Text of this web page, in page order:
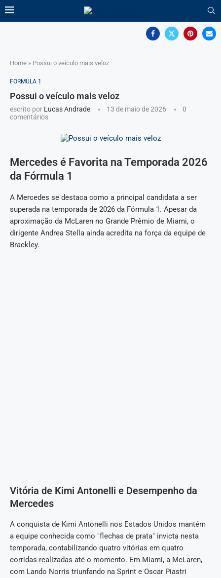
Home » Possui o veículo mais veloz
FORMULA 1
Possui o veículo mais veloz
escrito por Lucas Andrade 13 de maio de 2026
0
comentários
Mercedes é Favorita na Temporada 2026
da Fórmula 1
A Mercedes se destaca como a principal candidata a ser
superada na temporada de 2026 da Fórmula 1. Apesar da
aproximação da McLaren no Grande Prêmio de Miami, o
dirigente Andrea Stella ainda acredita na força da equipe de
Brackley.
Vitória de Kimi Antonelli e Desempenho da
Mercedes
A conquista de Kimi Antonelli nos Estados Unidos mantém
a equipe conhecida como "flechas de prata" invicta nesta
temporada, contabilizando quatro vitórias em quatro
corridas realizadas até o momento. Em Miami, a McLaren,
com Lando Norris triunfando na Sprint e Oscar Piastri